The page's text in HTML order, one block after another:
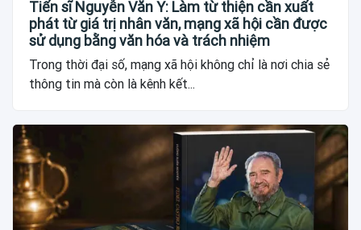
Tiến sĩ Nguyễn Văn Y: Làm từ thiện cần xuất
phát từ giá trị nhân văn, mạng xã hội cần được
sử dụng bằng văn hóa và trách nhiệm
Trong thời đại số, mạng xã hội không chỉ là nơi chia sẻ
thông tin mà còn là kênh kết...